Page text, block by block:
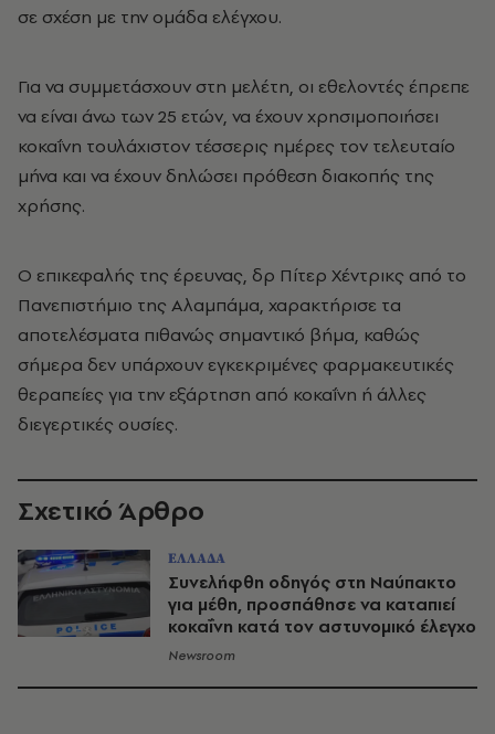
σε σχέση με την ομάδα ελέγχου.
Για να συμμετάσχουν στη μελέτη, οι εθελοντές έπρεπε
να είναι άνω των 25 ετών, να έχουν χρησιμοποιήσει
κοκαΐνη τουλάχιστον τέσσερις ημέρες τον τελευταίο
μήνα και να έχουν δηλώσει πρόθεση διακοπής της
χρήσης.
Ο επικεφαλής της έρευνας, δρ Πίτερ Χέντρικς από το
Πανεπιστήμιο της Αλαμπάμα, χαρακτήρισε τα
αποτελέσματα πιθανώς σημαντικό βήμα, καθώς
σήμερα δεν υπάρχουν εγκεκριμένες φαρμακευτικές
θεραπείες για την εξάρτηση από κοκαΐνη ή άλλες
διεγερτικές ουσίες.
Σχετικό Άρθρο
ΕΛΛΑΔΑ
Συνελήφθη οδηγός στη Ναύπακτο
για μέθη, προσπάθησε να καταπιεί
κοκαΐνη κατά τον αστυνομικό έλεγχο
Newsroom